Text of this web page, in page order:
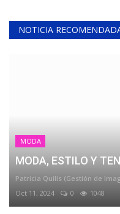
NOTICIA
MODA
MODA, ESTILO Y
Patricia Quilis (Gestión de
Oct 11, 2024
0 1048